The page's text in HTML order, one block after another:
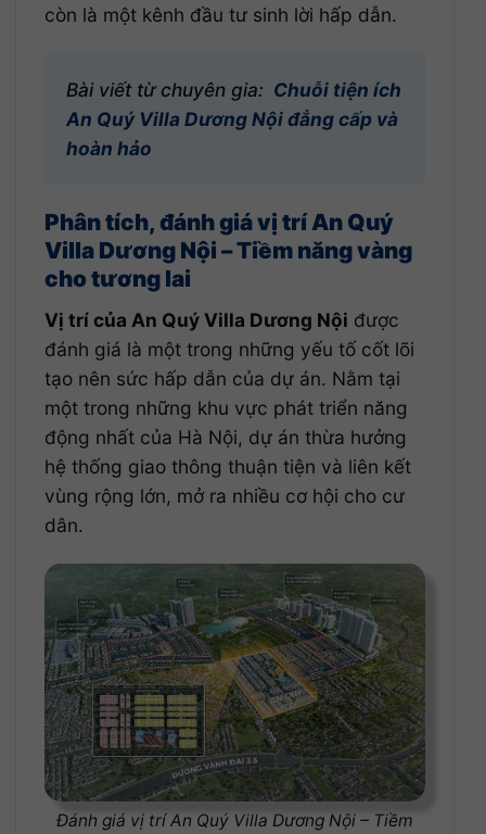
còn là một kênh đầu tư sinh lời hấp dẫn.
Bài viết từ chuyên gia: Chuỗi tiện ích
An Quý Villa Dương Nội đẳng cấp và
hoàn hảo
Phân tích, đánh giá vị trí An Quý
Villa Dương Nội – Tiềm năng vàng
cho tương lai
Vị trí của An Quý Villa Dương Nội được
đánh giá là một trong những yếu tố cốt lõi
tạo nên sức hấp dẫn của dự án. Nằm tại
một trong những khu vực phát triển năng
động nhất của Hà Nội, dự án thừa hưởng
hệ thống giao thông thuận tiện và liên kết
vùng rộng lớn, mở ra nhiều cơ hội cho cư
dân.
Đánh giá vị trí An Quý Villa Dương Nội – Tiềm